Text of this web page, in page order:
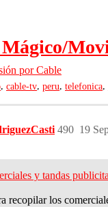
por Cable
, cable-tv, peru, telefonica,
19
490
y tandas
recopilar los